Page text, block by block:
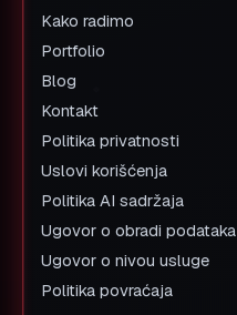
Kako radimo
Portfolio
Blog
Kontakt
Politika privatnosti
Uslovi korišćenja
Politika AI sadržaja
Ugovor o obradi podataka
Ugovor o nivou usluge
Politika povraćaja